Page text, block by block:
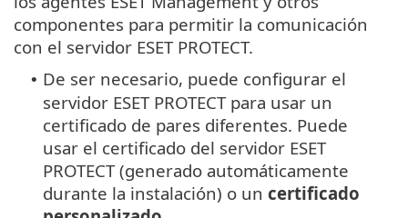
componentes para permitir la comunicación
con el servidor ESET PROTECT.
• De ser necesario, puede configurar el
servidor ESET PROTECT para usar un
certificado de pares diferentes. Puede
usar el certificado del servidor ESET
PROTECT (generado automáticamente
durante la instalación) o un certificado